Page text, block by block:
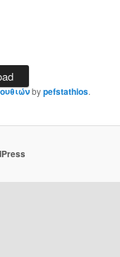
bypefstathios.